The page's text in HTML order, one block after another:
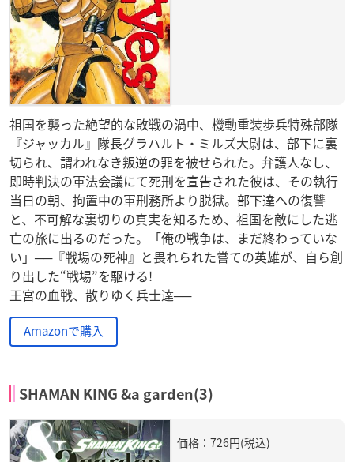
祖国を襲った絶望的な敗戦の渦中、機動重装歩兵特殊部隊
『ジャッカル』隊長グラハルト・ミルズ大尉は、部下に裏
切られ、謂われなき叛逆の罪を被せられた。弁護人なし、
即時判決の軍法会議にて死刑を宣告された彼は、その執行
当日の朝、拘置中の軍刑務所より脱獄。部下達への復讐
と、不可解な裏切りの真実を知るため、祖国を敵にした逃
亡の旅に出るのだった。「俺の戦争は、まだ終わっていな
い」──『戦場の死神』と畏れられた嘗ての英雄が、自ら創
り出した“戦場”を駆ける!
王宮の血戦、散りゆく兵士達──
Amazonで購入
SHAMAN KING &a garden(3)
価格：726円(税込)